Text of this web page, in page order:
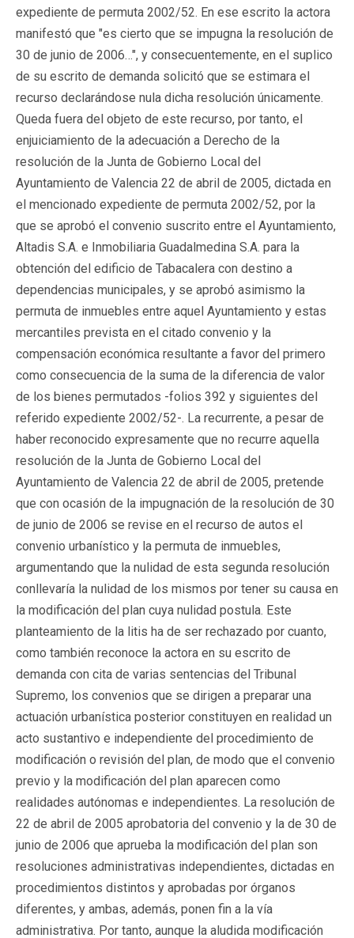
expediente de permuta 2002/52. En ese escrito la actora
manifestó que "es cierto que se impugna la resolución de
30 de junio de 2006…", y consecuentemente, en el suplico
de su escrito de demanda solicitó que se estimara el
recurso declarándose nula dicha resolución únicamente.
Queda fuera del objeto de este recurso, por tanto, el
enjuiciamiento de la adecuación a Derecho de la
resolución de la Junta de Gobierno Local del
Ayuntamiento de Valencia 22 de abril de 2005, dictada en
el mencionado expediente de permuta 2002/52, por la
que se aprobó el convenio suscrito entre el Ayuntamiento,
Altadis S.A. e Inmobiliaria Guadalmedina S.A. para la
obtención del edificio de Tabacalera con destino a
dependencias municipales, y se aprobó asimismo la
permuta de inmuebles entre aquel Ayuntamiento y estas
mercantiles prevista en el citado convenio y la
compensación económica resultante a favor del primero
como consecuencia de la suma de la diferencia de valor
de los bienes permutados -folios 392 y siguientes del
referido expediente 2002/52-. La recurrente, a pesar de
haber reconocido expresamente que no recurre aquella
resolución de la Junta de Gobierno Local del
Ayuntamiento de Valencia 22 de abril de 2005, pretende
que con ocasión de la impugnación de la resolución de 30
de junio de 2006 se revise en el recurso de autos el
convenio urbanístico y la permuta de inmuebles,
argumentando que la nulidad de esta segunda resolución
conllevaría la nulidad de los mismos por tener su causa en
la modificación del plan cuya nulidad postula. Este
planteamiento de la litis ha de ser rechazado por cuanto,
como también reconoce la actora en su escrito de
demanda con cita de varias sentencias del Tribunal
Supremo, los convenios que se dirigen a preparar una
actuación urbanística posterior constituyen en realidad un
acto sustantivo e independiente del procedimiento de
modificación o revisión del plan, de modo que el convenio
previo y la modificación del plan aparecen como
realidades autónomas e independientes. La resolución de
22 de abril de 2005 aprobatoria del convenio y la de 30 de
junio de 2006 que aprueba la modificación del plan son
resoluciones administrativas independientes, dictadas en
procedimientos distintos y aprobadas por órganos
diferentes, y ambas, además, ponen fin a la vía
administrativa. Por tanto, aunque la aludida modificación